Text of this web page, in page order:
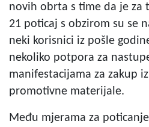
novih obrta s time da je za
21 poticaj s obzirom su se
neki korisnici iz pošle
nekoliko potpora za
manifestacijama za zakup
promotivne materijale.
Među mjerama za